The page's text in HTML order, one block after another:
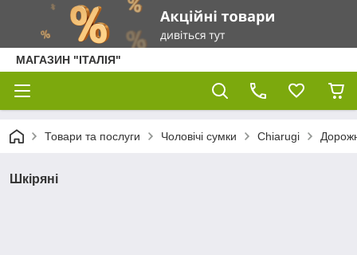
МАГАЗИН "ІТАЛІЯ"
Товари та послуги Чоловічі сумки Chiarugi
Шкіряні